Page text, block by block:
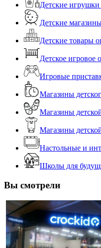
Детские
Детские
Детские товары
Детское игровое
Игровые
Магазины
Магазины
Магазины
Настольные и
Школы для
Вы смотрели